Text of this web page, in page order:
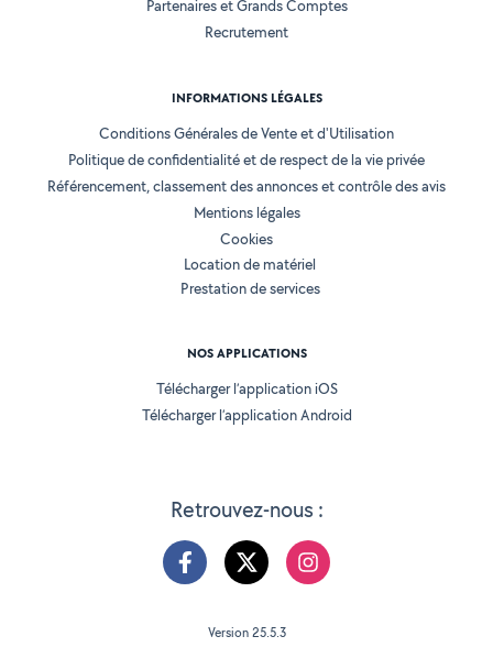
Retrouvez-nous :
Partenaires et Grands Comptes
Recrutement
INFORMATIONS LÉGALES
Conditions Générales de Vente et d'Utilisation
Politique de confidentialité et de respect de la vie privée
Référencement, classement des annonces et contrôle des avis
Mentions légales
Cookies
Location de matériel
Prestation de services
NOS APPLICATIONS
Télécharger l’application iOS
Télécharger l’application Android
Version 25.5.3